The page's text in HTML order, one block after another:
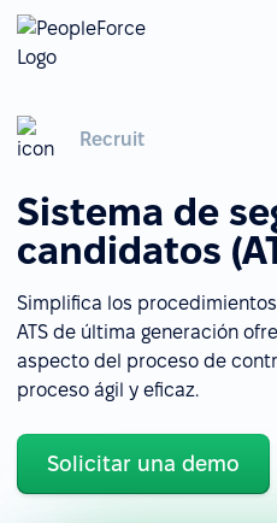
Recruit
Sistema de
candidatos
Simplifica los
ATS de última generación
aspecto del proceso de
proceso ágil y eficaz.
Solicitar una demo